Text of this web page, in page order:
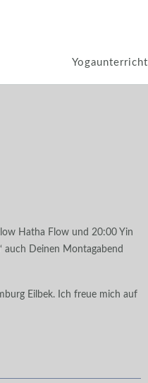
Yogaunterricht
Hatha Flow und 20:00 Yin
auch Deinen Montagabend
Eilbek. Ich freue mich auf